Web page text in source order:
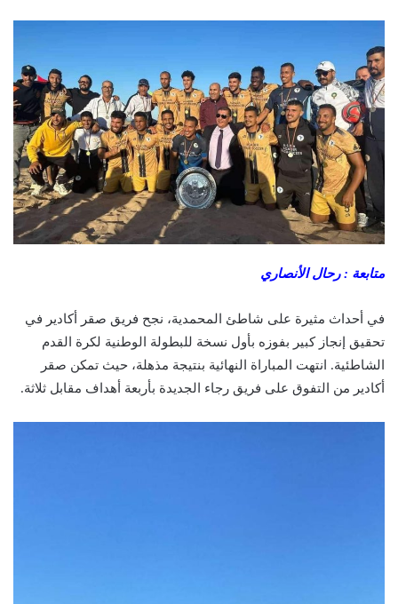
متابعة : رحال الأنصاري
في أحداث مثيرة على شاطئ المحمدية، نجح فريق صقر أكادير في
تحقيق إنجاز كبير بفوزه بأول نسخة للبطولة الوطنية لكرة القدم
الشاطئية. انتهت المباراة النهائية بنتيجة مذهلة، حيث تمكن صقر
أكادير من التفوق على فريق رجاء الجديدة بأربعة أهداف مقابل ثلاثة.